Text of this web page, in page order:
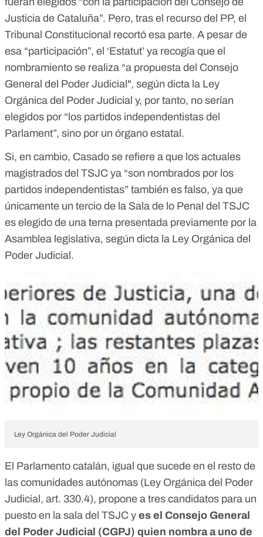
Justicia de Cataluña”. Pero, tras el recurso del PP, el
Tribunal Constitucional recortó esa parte. A pesar de
esa “participación”, el ‘Estatut’ ya recogía que el
nombramiento se realiza “a propuesta del Consejo
General del Poder Judicial", según dicta la Ley
Orgánica del Poder Judicial y, por tanto, no serían
elegidos por “los partidos independentistas del
Parlament”, sino por un órgano estatal.
Si, en cambio, Casado se refiere a que los actuales
magistrados del TSJC ya “son nombrados por los
partidos independentistas” también es falso, ya que
únicamente un tercio de la Sala de lo Penal del TSJC
es elegido de una terna presentada previamente por la
Asamblea legislativa, según dicta la Ley Orgánica del
Poder Judicial.
Ley Orgánica del Poder Judicial
El Parlamento catalán, igual que sucede en el resto de
las comunidades autónomas (Ley Orgánica del Poder
Judicial, art. 330.4), propone a tres candidatos para un
puesto en la sala del TSJC y es el Consejo General
del Poder Judicial (CGPJ) quien nombra a uno de